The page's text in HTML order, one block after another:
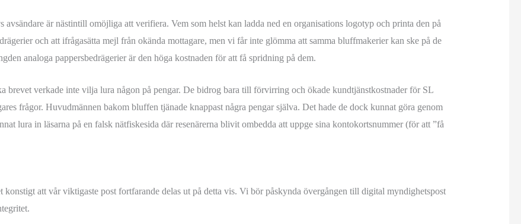
avsändare är nästintill omöjliga att verifiera. Vem som helst kan ladda ned en organisations logotyp och printa den på
och att ifrågasätta mejl från okända mottagare, men vi får inte glömma att samma bluffmakerier kan ske på de
analoga pappersbedrägerier är den höga kostnaden för att få spridning på dem.
brevet verkade inte vilja lura någon på pengar. De bidrog bara till förvirring och ökade kundtjänstkostnader för SL
frågor. Huvudmännen bakom bluffen tjänade knappast några pengar själva. Det hade de dock kunnat göra genom
lura in läsarna på en falsk nätfiskesida där resenärerna blivit ombedda att uppge sina kontokortsnummer (för att ”få
konstigt att vår viktigaste post fortfarande delas ut på detta vis. Vi bör påskynda övergången till digital myndighetspost